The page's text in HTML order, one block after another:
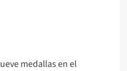
medallas en el